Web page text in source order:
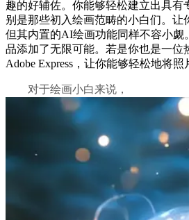
趣的好辅佐。你能够轻松建立出具有
别是那些初入绘画范畴的小白们。让
但其内置的AI绘画功能同样不容小觑
品添加了无限可能。若是你也是一位
Adobe Express，让你能够轻松地将照
对于绘画小白来说，